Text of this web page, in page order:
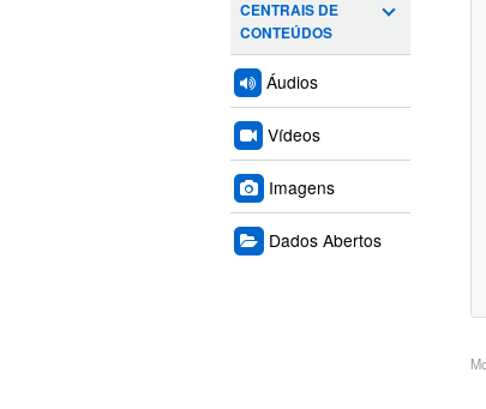
CENTRAIS DE
CONTEÚDOS
Áudios
Vídeos
Imagens
Dados Abertos